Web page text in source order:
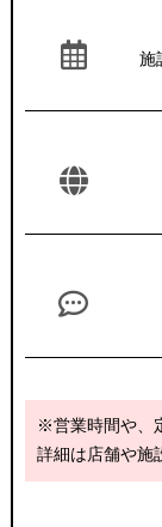
施
※営業時間や、
詳細は店舗や施